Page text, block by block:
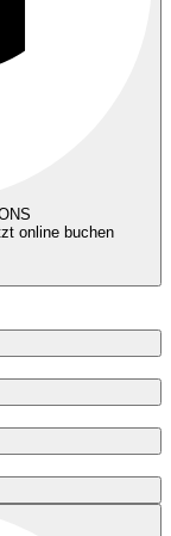
online buchen